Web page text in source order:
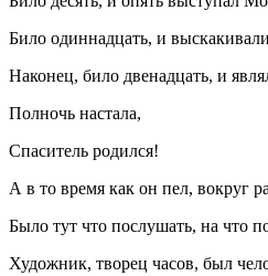
Било одиннадцать, и
Наконец, било двенадцать, и
Полночь настала,
Спаситель родился!
А в то время как он пел, вокруг
Было тут что послушать, на что
Художник, творец часов, был